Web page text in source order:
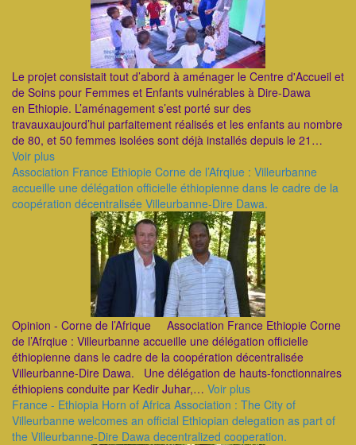
Le projet consistait tout d’abord à aménager le Centre d'Accueil et
de Soins pour Femmes et Enfants vulnérables à Dire-Dawa
en Ethiopie. L’aménagement s’est porté sur des
travauxaujourd’hui parfaitement réalisés et les enfants au nombre
de 80, et 50 femmes isolées sont déjà installés depuis le 21…
Voir plus
Association France Ethiopie Corne de l’Afrqiue : Villeurbanne
accueille une délégation officielle éthiopienne dans le cadre de la
coopération décentralisée Villeurbanne-Dire Dawa.
Opinion - Corne de l’Afrique Association France Ethiopie Corne
de l’Afrqiue : Villeurbanne accueille une délégation officielle
éthiopienne dans le cadre de la coopération décentralisée
Villeurbanne-Dire Dawa. Une délégation de hauts-fonctionnaires
éthiopiens conduite par Kedir Juhar,… Voir plus
France - Ethiopia Horn of Africa Association : The City of
Villeurbanne welcomes an official Ethiopian delegation as part of
the Villeurbanne-Dire Dawa decentralized cooperation.